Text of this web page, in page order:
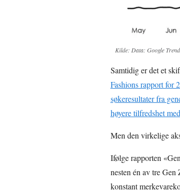
Kilde: Data: Google
Samtidig er det et
Fashions rapport for
søkeresultater fra
høyere tilfredshet
Men den virkelige
Ifølge rapporten
nesten én av tre
konstant